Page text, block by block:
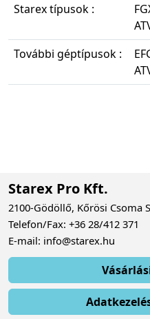
Starex típusok :
További géptípusok :
Starex Pro Kft.
2100-Gödöllő, Kőrösi Csoma
Telefon/Fax: +36 28/412 371
E-mail: info@starex.hu